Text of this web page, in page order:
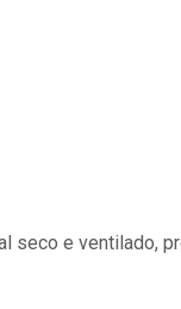
e ventilado,